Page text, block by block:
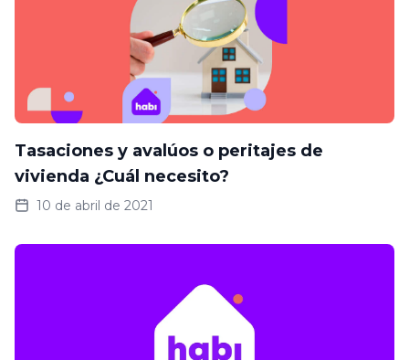
Tasaciones y avalúos o peritajes de
vivienda ¿Cuál necesito?
10 de abril de 2021